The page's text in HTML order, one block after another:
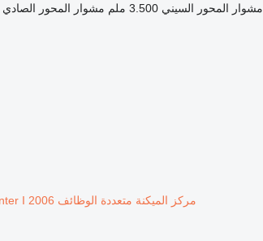
مشوار المحور السيني 3.500 ملم مشوار المحور الصادي
مركز الميكنة متعددة الوظائف Denver Quota Tech I CNC Working Center I 2006